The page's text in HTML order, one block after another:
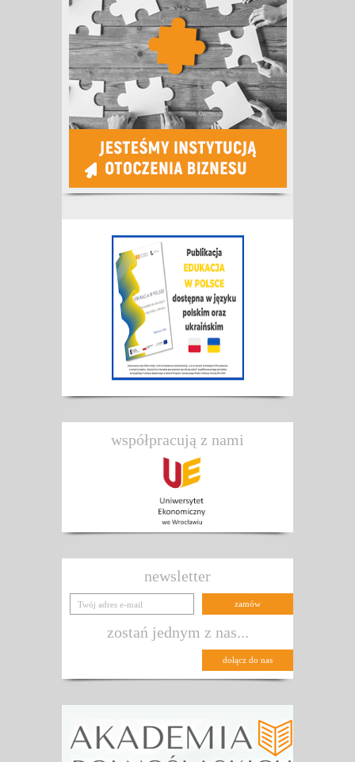
współpracują z nami
newsletter
zostań jednym z nas...